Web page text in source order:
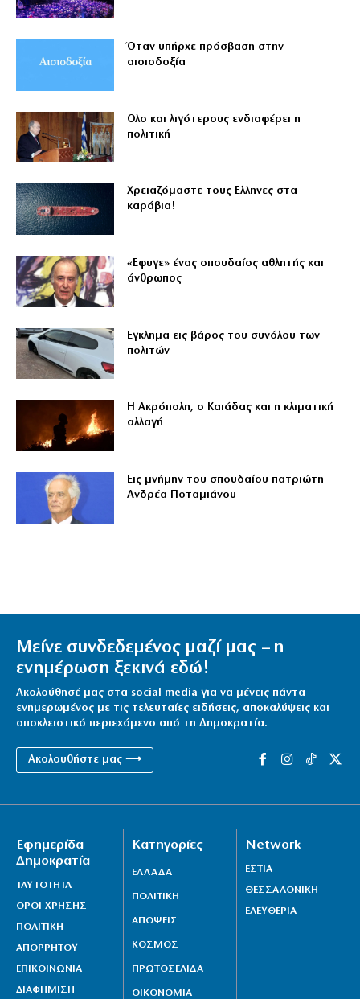
Όταν υπήρχε πρόσβαση στην
αισιοδοξία
Ολο και λιγότερους ενδιαφέρει η
πολιτική
Χρειαζόμαστε τους Eλληνες στα
καράβια!
«Εφυγε» ένας σπουδαίος αθλητής και
άνθρωπος
Εγκλημα εις βάρος του συνόλου των
πολιτών
Η Ακρόπολη, ο Καιάδας και η κλιματική
αλλαγή
Εις μνήμην του σπουδαίου πατριώτη
Ανδρέα Ποταμιάνου
Μείνε συνδεδεμένος μαζί μας – η
ενημέρωση ξεκινά εδώ!
Ακολούθησέ μας στα social media για να μένεις πάντα
ενημερωμένος με τις τελευταίες ειδήσεις, αποκαλύψεις και
αποκλειστικό περιεχόμενο από τη Δημοκρατία.
Ακολουθήστε μας ⟶
Εφημερίδα
Δημοκρατία
ΤΑΥΤΟΤΗΤΑ
ΟΡΟΙ ΧΡΗΣΗΣ
ΠΟΛΙΤΙΚΗ
ΑΠΟΡΡΗΤΟΥ
ΕΠΙΚΟΙΝΩΝΙΑ
ΔΙΑΦΗΜΙΣΗ
Κατηγορίες
ΕΛΛΑΔΑ
ΠΟΛΙΤΙΚΗ
ΑΠΟΨΕΙΣ
ΚΟΣΜΟΣ
ΠΡΩΤΟΣΕΛΙΔΑ
ΟΙΚΟΝΟΜΙΑ
Network
ΕΣΤΙΑ
ΘΕΣΣΑΛΟΝΙΚΗ
ΕΛΕΥΘΕΡΙΑ